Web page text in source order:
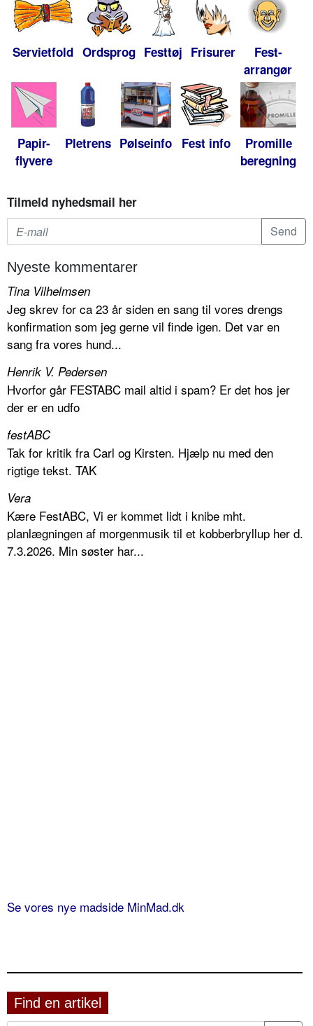
Servietfold Ordsprog Festtøj Frisurer
Fest-
arrangør
Papir-
flyvere
Pletrens Pølseinfo Fest info
Promille
beregning
Tilmeld nyhedsmail her
Nyeste kommentarer
Tina Vilhelmsen
Jeg skrev for ca 23 år siden en sang til vores drengs
konfirmation som jeg gerne vil finde igen. Det var en
sang fra vores hund...
Henrik V. Pedersen
Hvorfor går FESTABC mail altid i spam? Er det hos jer
der er en udfo
festABC
Tak for kritik fra Carl og Kirsten. Hjælp nu med den
rigtige tekst. TAK
Vera
Kære FestABC, Vi er kommet lidt i knibe mht.
planlægningen af morgenmusik til et kobberbryllup her d.
7.3.2026. Min søster har...
Se vores nye madside MinMad.dk
Find en artikel